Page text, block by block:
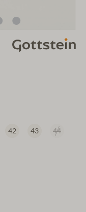
42 43 44